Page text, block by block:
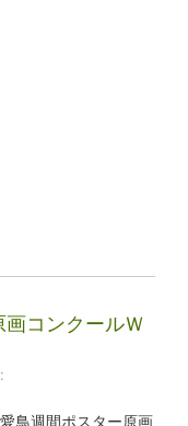
画コンクールＷ
鳥週間ポスター原画